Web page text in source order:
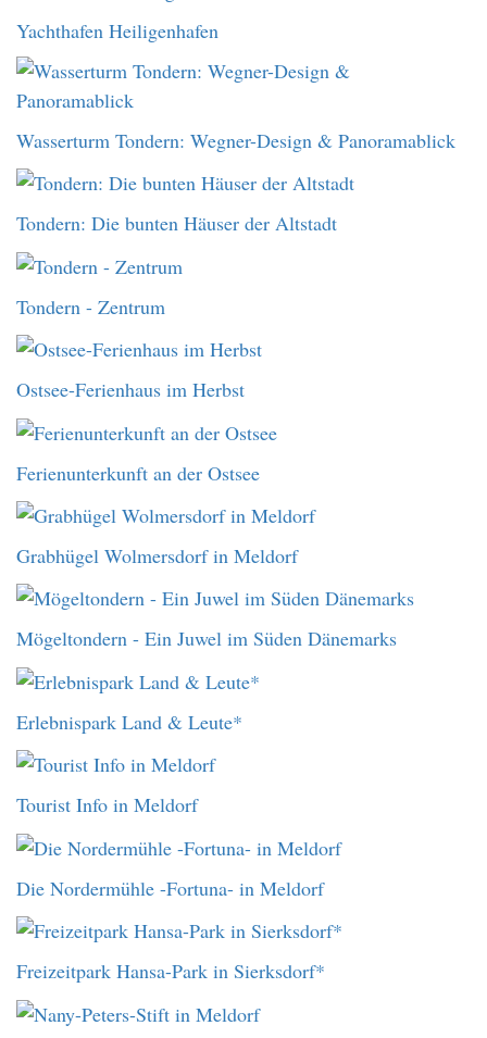
Yachthafen Heiligenhafen
Wasserturm Tondern: Wegner-Design & Panoramablick
Tondern: Die bunten Häuser der Altstadt
Tondern - Zentrum
Ostsee-Ferienhaus im Herbst
Ferienunterkunft an der Ostsee
Grabhügel Wolmersdorf in Meldorf
Mögeltondern - Ein Juwel im Süden Dänemarks
Erlebnispark Land & Leute*
Tourist Info in Meldorf
Die Nordermühle -Fortuna- in Meldorf
Freizeitpark Hansa-Park in Sierksdorf*